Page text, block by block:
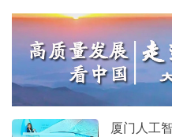
全国从经济总量看，多
厦门人工